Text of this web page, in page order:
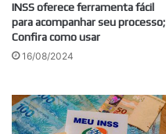
INSS oferece ferramenta fácil
para acompanhar seu processo;
Confira como usar
16/08/2024